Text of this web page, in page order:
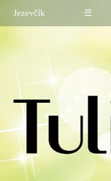
Jezevčík ☰